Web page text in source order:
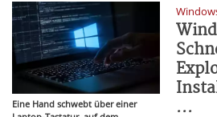
Eine Hand schwebt über einer
...